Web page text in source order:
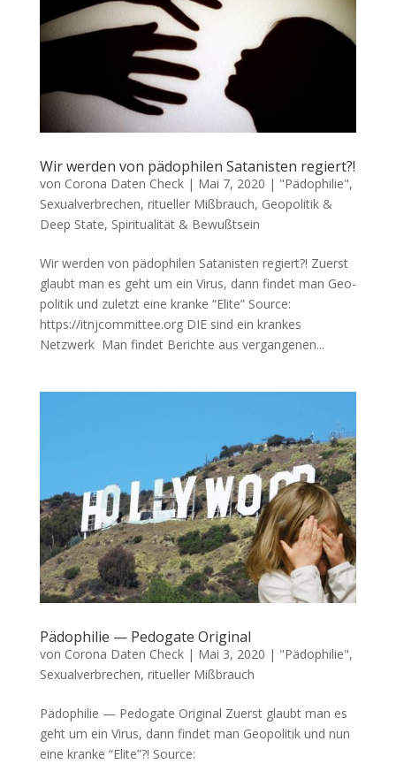
Wir werden von pädophilen Satanisten regiert?!
von Corona Daten Check| Mai 7, 2020 | "Pädophilie",
Sexualverbrechen, ritueller Mißbrauch, Geopolitik &
Deep State, Spiritualität & Bewußtsein
Wir werden von pädophilen Satanisten regiert?! Zuerst
glaubt man es geht um ein Virus, dann fin­det man Geo­
po­li­tik und zuletzt eine kran­ke “Eli­te” Source:
https://itnjcommittee.org DIE sind ein kran­kes
Netzwerk Man fin­det Berich­te aus ver­gan­ge­nen...
Pädophilie — Pedogate Original
von Corona Daten Check| Mai 3, 2020 | "Pädophilie",
Sexualverbrechen, ritueller Mißbrauch
Pädophilie — Pedogate Original Zuerst glaubt man es
geht um ein Virus, dann fin­det man Geo­po­li­tik und nun
eine kran­ke “Eli­te”?! Source: